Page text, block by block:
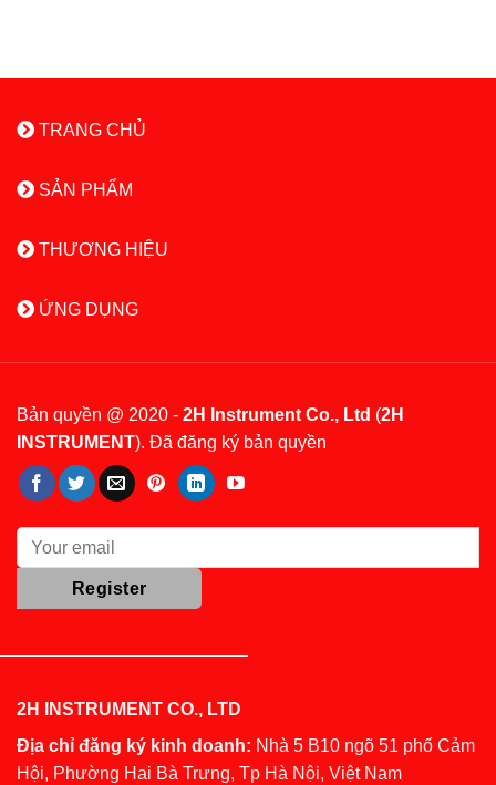
TRANG CHỦ
SẢN PHẨM
THƯƠNG HIỆU
ỨNG DỤNG
Bản quyền @ 2020 - 2H Instrument Co., Ltd (2H
INSTRUMENT). Đã đăng ký bản quyền
2H INSTRUMENT CO., LTD
Địa chỉ đăng ký kinh doanh: Nhà 5 B10 ngõ 51 phố Cảm
Hội, Phường Hai Bà Trưng, Tp Hà Nội, Việt Nam